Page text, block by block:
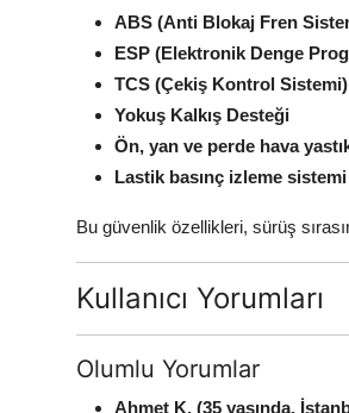
ABS (Anti Blokaj Fren
ESP (Elektronik Denge
TCS (Çekiş Kontrol Sistemi)
Yokuş Kalkış Desteği
Ön, yan ve perde hava
Lastik basınç izleme sistemi
Bu güvenlik özellikleri, sürüş
Kullanıcı Yorumları
Olumlu Yorumlar
Ahmet K. (35 yaşında,